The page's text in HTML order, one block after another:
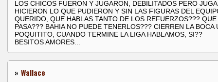
LOS CHICOS FUERON Y JUGARON, DEBILITADOS PERO
HICIERON LO QUE PUDIERON Y SIN LAS FIGURAS DEL
QUERIDO, QUE HABLAS TANTO DE LOS REFUERZOS??? QUE
PASA??? BAHIA NO PUEDE TENERLOS??? CIERREN LA BOCA
POQUITITO, CUANDO TERMINE LA LIGA HABLAMOS, SI??
BESITOS AMORES...
» Wallace